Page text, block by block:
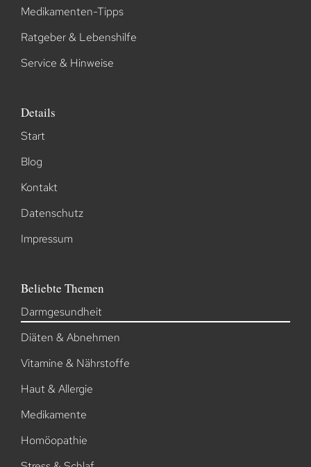
Medikamenten-Tipps
Ratgeber & Lebenshilfe
Service & Hinweise
Details
Start
Blog
Kontakt
Datenschutz
Impressum
Beliebte Themen
Darmgesundheit
Diäten & Abnehmen
Vitamine & Nährstoffe
Haut & Allergie
Medikamente
Homöopathie